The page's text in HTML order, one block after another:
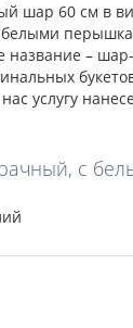
шар 60 см в
название –
услугу
с